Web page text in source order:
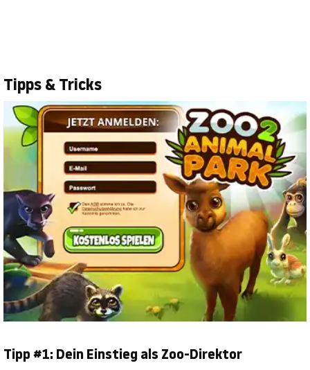
Tipps & Tricks
Tipp #1: Dein Einstieg als Zoo-Direktor